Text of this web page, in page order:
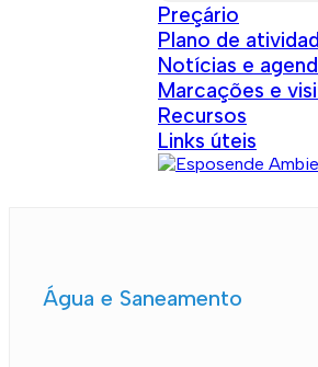
Preçário
Plano de
Notícias e
Marcações e
Recursos
Links úteis
Água e Saneamento